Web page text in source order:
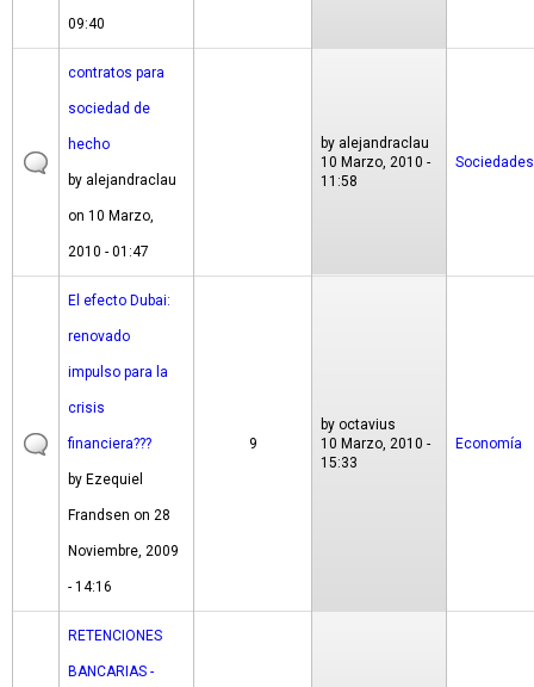
09:40
contratos para
sociedad de
hecho
by alejandraclau
on 10 Marzo,
2010 - 01:47
by alejandraclau
10 Marzo, 2010 -
11:58
Sociedades
El efecto Dubai:
renovado
impulso para la
crisis
financiera???
by Ezequiel
Frandsen on 28
Noviembre, 2009
- 14:16
9
by octavius
10 Marzo, 2010 -
15:33
Economía
RETENCIONES
BANCARIAS -